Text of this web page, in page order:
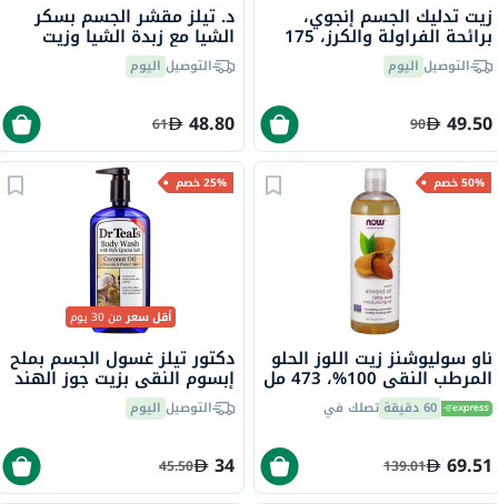
زيت تدليك الجسم إنجوي،
برائحة الفراولة والكرز، 175
ملالتوصيل اليوم
49.50
90
د. تيلز مقشر الجسم بسكر
الشيا مع زبدة الشيا وزيت
اللوز والزيوت العطرية 538
جرامالتوصيل اليوم
48.80
61
50% خصم
ناو سوليوشنز زيت اللوز الحلو
المرطب النقي 100%، 473 مل
60 دقيقة تصلك في
69.51
139.01
25% خصم
أقل سعرمن 30 يوم
دكتور تيلز غسول الجسم بملح
إبسوم النقي بزيت جوز الهند
710 ملالتوصيل اليوم
34
45.50